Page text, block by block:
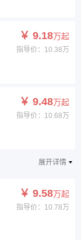
￥ 9.18万起
指导价：10.38万
￥ 9.48万起
指导价：10.68万
展开详情
￥ 9.58万起
指导价：10.78万